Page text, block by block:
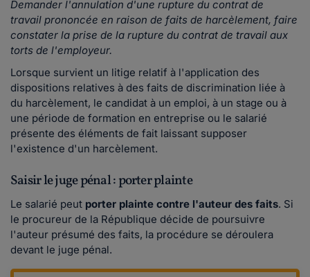
Demander l'annulation d'une rupture du contrat de
travail prononcée en raison de faits de harcèlement, faire
constater la prise de la rupture du contrat de travail aux
torts de l'employeur.
Lorsque survient un litige relatif à l'application des
dispositions relatives à des faits de discrimination liée à
du harcèlement, le candidat à un emploi, à un stage ou à
une période de formation en entreprise ou le salarié
présente des éléments de fait laissant supposer
l'existence d'un harcèlement.
Saisir le juge pénal : porter plainte
Le salarié peut porter plainte contre l'auteur des faits. Si
le procureur de la République décide de poursuivre
l'auteur présumé des faits, la procédure se déroulera
devant le juge pénal.